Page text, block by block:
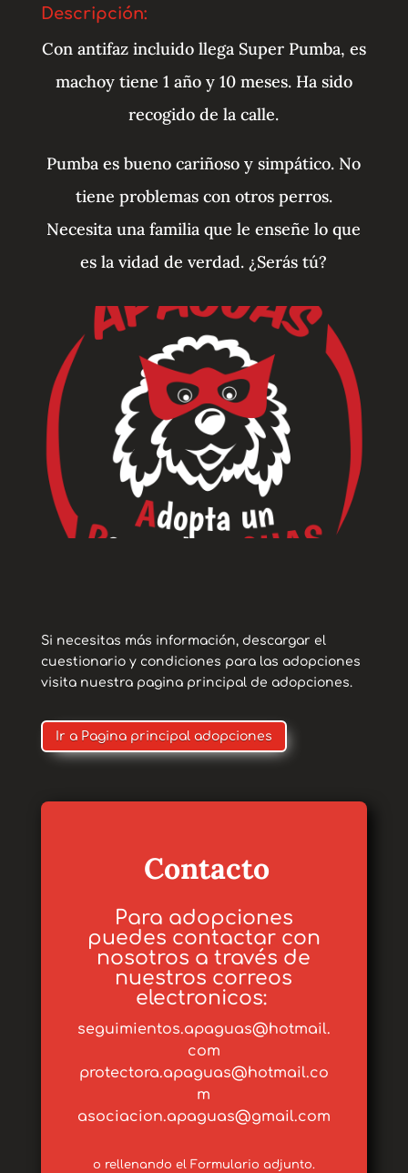
Descripción:
Con antifaz incluido llega Super Pumba, es
machoy tiene 1 año y 10 meses. Ha sido
recogido de la calle.
Pumba es bueno cariñoso y simpático. No
tiene problemas con otros perros.
Necesita una familia que le enseñe lo que
es la vidad de verdad. ¿Serás tú?
Si necesitas más información, descargar el
cuestionario y condiciones para las adopciones
visita nuestra pagina principal de adopciones.
Ir a Pagina principal adopciones
Contacto
Para adopciones
puedes contactar con
nosotros a través de
nuestros correos
electronicos:
seguimientos.apaguas@hotmail.
com
protectora.apaguas@hotmail.co
m
asociacion.apaguas@gmail.com
o rellenando el Formulario adjunto.